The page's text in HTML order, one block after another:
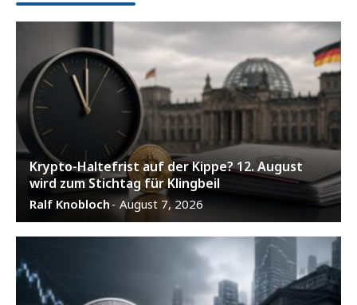
Krypto-Haltefrist auf der Kippe? 12. August
wird zum Stichtag für Klingbeil
Ralf Knobloch- August 7, 2026